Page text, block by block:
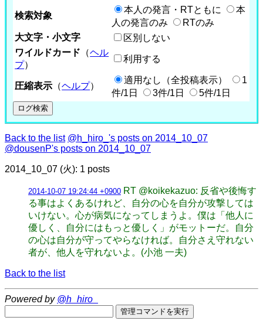
検索対象
本人の発言・RTともに
本
人の発言のみ
RTのみ
大文字・小文字
区別しない
ワイルドカード （ヘル
プ）
利用する
圧縮表示 （ヘルプ）
適用なし（全投稿表示）
1
件/1日
3件/1日 5件/1日
Back to the list @h_hiro_'s posts on 2014_10_07
@dousenP's posts on 2014_10_07
2014_10_07 (火): 1 posts
2014-10-07 19:24:44 +0900 RT @koikekazuo: 反省や後悔す
る事はよくあるけれど、自分の心を自分が攻撃しては
いけない。心が病気になってしまうよ。僕は「他人に
優しく、自分にはもっと優しく」がモットーだ。自分
の心は自分が守ってやらなければ。自分さえ守れない
者が、他人を守れないよ。(小池 一夫)
Back to the list
Powered by @h_hiro_